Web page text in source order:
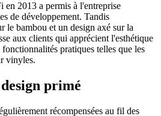
2013 a permis à l'entreprise
de développement. Tandis
le bambou et un design axé sur la
aux clients qui apprécient l'esthétique
pratiques telles que les
vinyles.
primé
récompensées au fil des